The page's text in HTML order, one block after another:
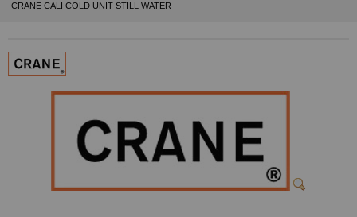
CRANE CALI COLD UNIT STILL WATER